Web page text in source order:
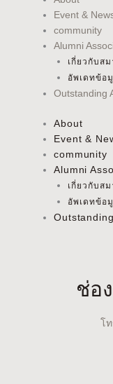
Event &
community
Alumni
เกี่ยวกับส
อัพเดทข้อ
Outstanding
About
Event &
community
Alumni
เกี่ยวกับส
อัพเดทข้อ
ช่อ
โ